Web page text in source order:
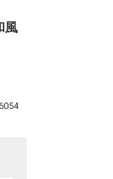
風